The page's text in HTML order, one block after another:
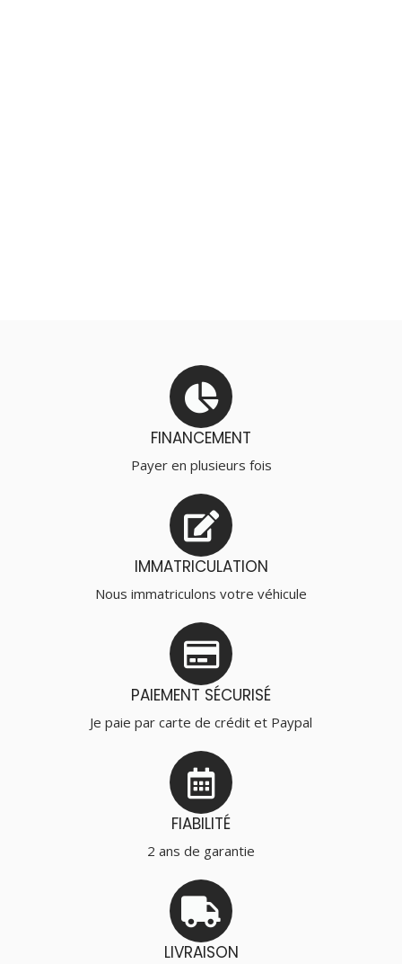
FINANCEMENT
Payer en plusieurs fois
IMMATRICULATION
Nous immatriculons votre véhicule
PAIEMENT SÉCURISÉ
Je paie par carte de crédit et Paypal
FIABILITÉ
2 ans de garantie
LIVRAISON